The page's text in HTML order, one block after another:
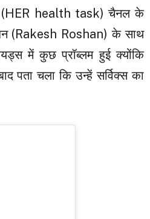
(HER health task) चैनल के
(Rakesh Roshan) के साथ
में कुछ प्रॉब्लम हुई क्योंकि
चला कि उन्हें सर्विक्स का